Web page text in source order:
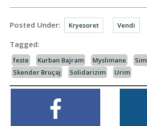
Posted Under: Kryesoret Vendi
Tagged:
feste Kurban Bajram Myslimane
Skender Bruçaj
Solidarizim Urim